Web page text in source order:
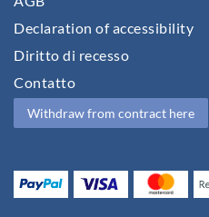
Declaration of accessibility
Diritto di recesso
Contatto
Withdraw from contract here